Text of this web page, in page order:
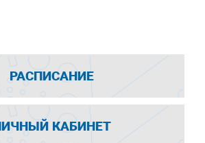
РАСПИСАНИЕ
КАБИНЕТ